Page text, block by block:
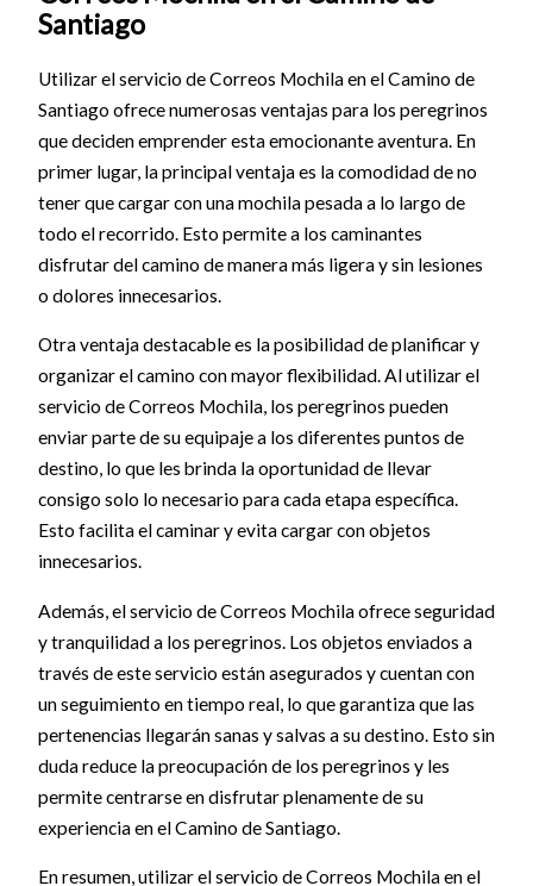
Santiago
Utilizar el servicio de Correos Mochila en el Camino de
Santiago ofrece numerosas ventajas para los peregrinos
que deciden emprender esta emocionante aventura. En
primer lugar, la principal ventaja es la comodidad de no
tener que cargar con una mochila pesada a lo largo de
todo el recorrido. Esto permite a los caminantes
disfrutar del camino de manera más ligera y sin lesiones
o dolores innecesarios.
Otra ventaja destacable es la posibilidad de planificar y
organizar el camino con mayor flexibilidad. Al utilizar el
servicio de Correos Mochila, los peregrinos pueden
enviar parte de su equipaje a los diferentes puntos de
destino, lo que les brinda la oportunidad de llevar
consigo solo lo necesario para cada etapa específica.
Esto facilita el caminar y evita cargar con objetos
innecesarios.
Además, el servicio de Correos Mochila ofrece seguridad
y tranquilidad a los peregrinos. Los objetos enviados a
través de este servicio están asegurados y cuentan con
un seguimiento en tiempo real, lo que garantiza que las
pertenencias llegarán sanas y salvas a su destino. Esto sin
duda reduce la preocupación de los peregrinos y les
permite centrarse en disfrutar plenamente de su
experiencia en el Camino de Santiago.
En resumen, utilizar el servicio de Correos Mochila en el